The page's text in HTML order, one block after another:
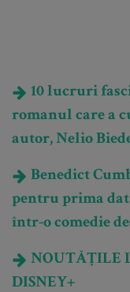
10 lucruri
romanul care a
autor, Nelio
Benedict
pentru prima
într-o comedie
NOUTĂȚILE
DISNEY+